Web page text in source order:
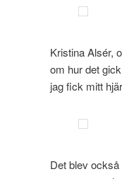
Kristina Alsér,
om hur det
jag fick mitt
Det blev